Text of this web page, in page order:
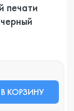
печати
В КОРЗИНУ